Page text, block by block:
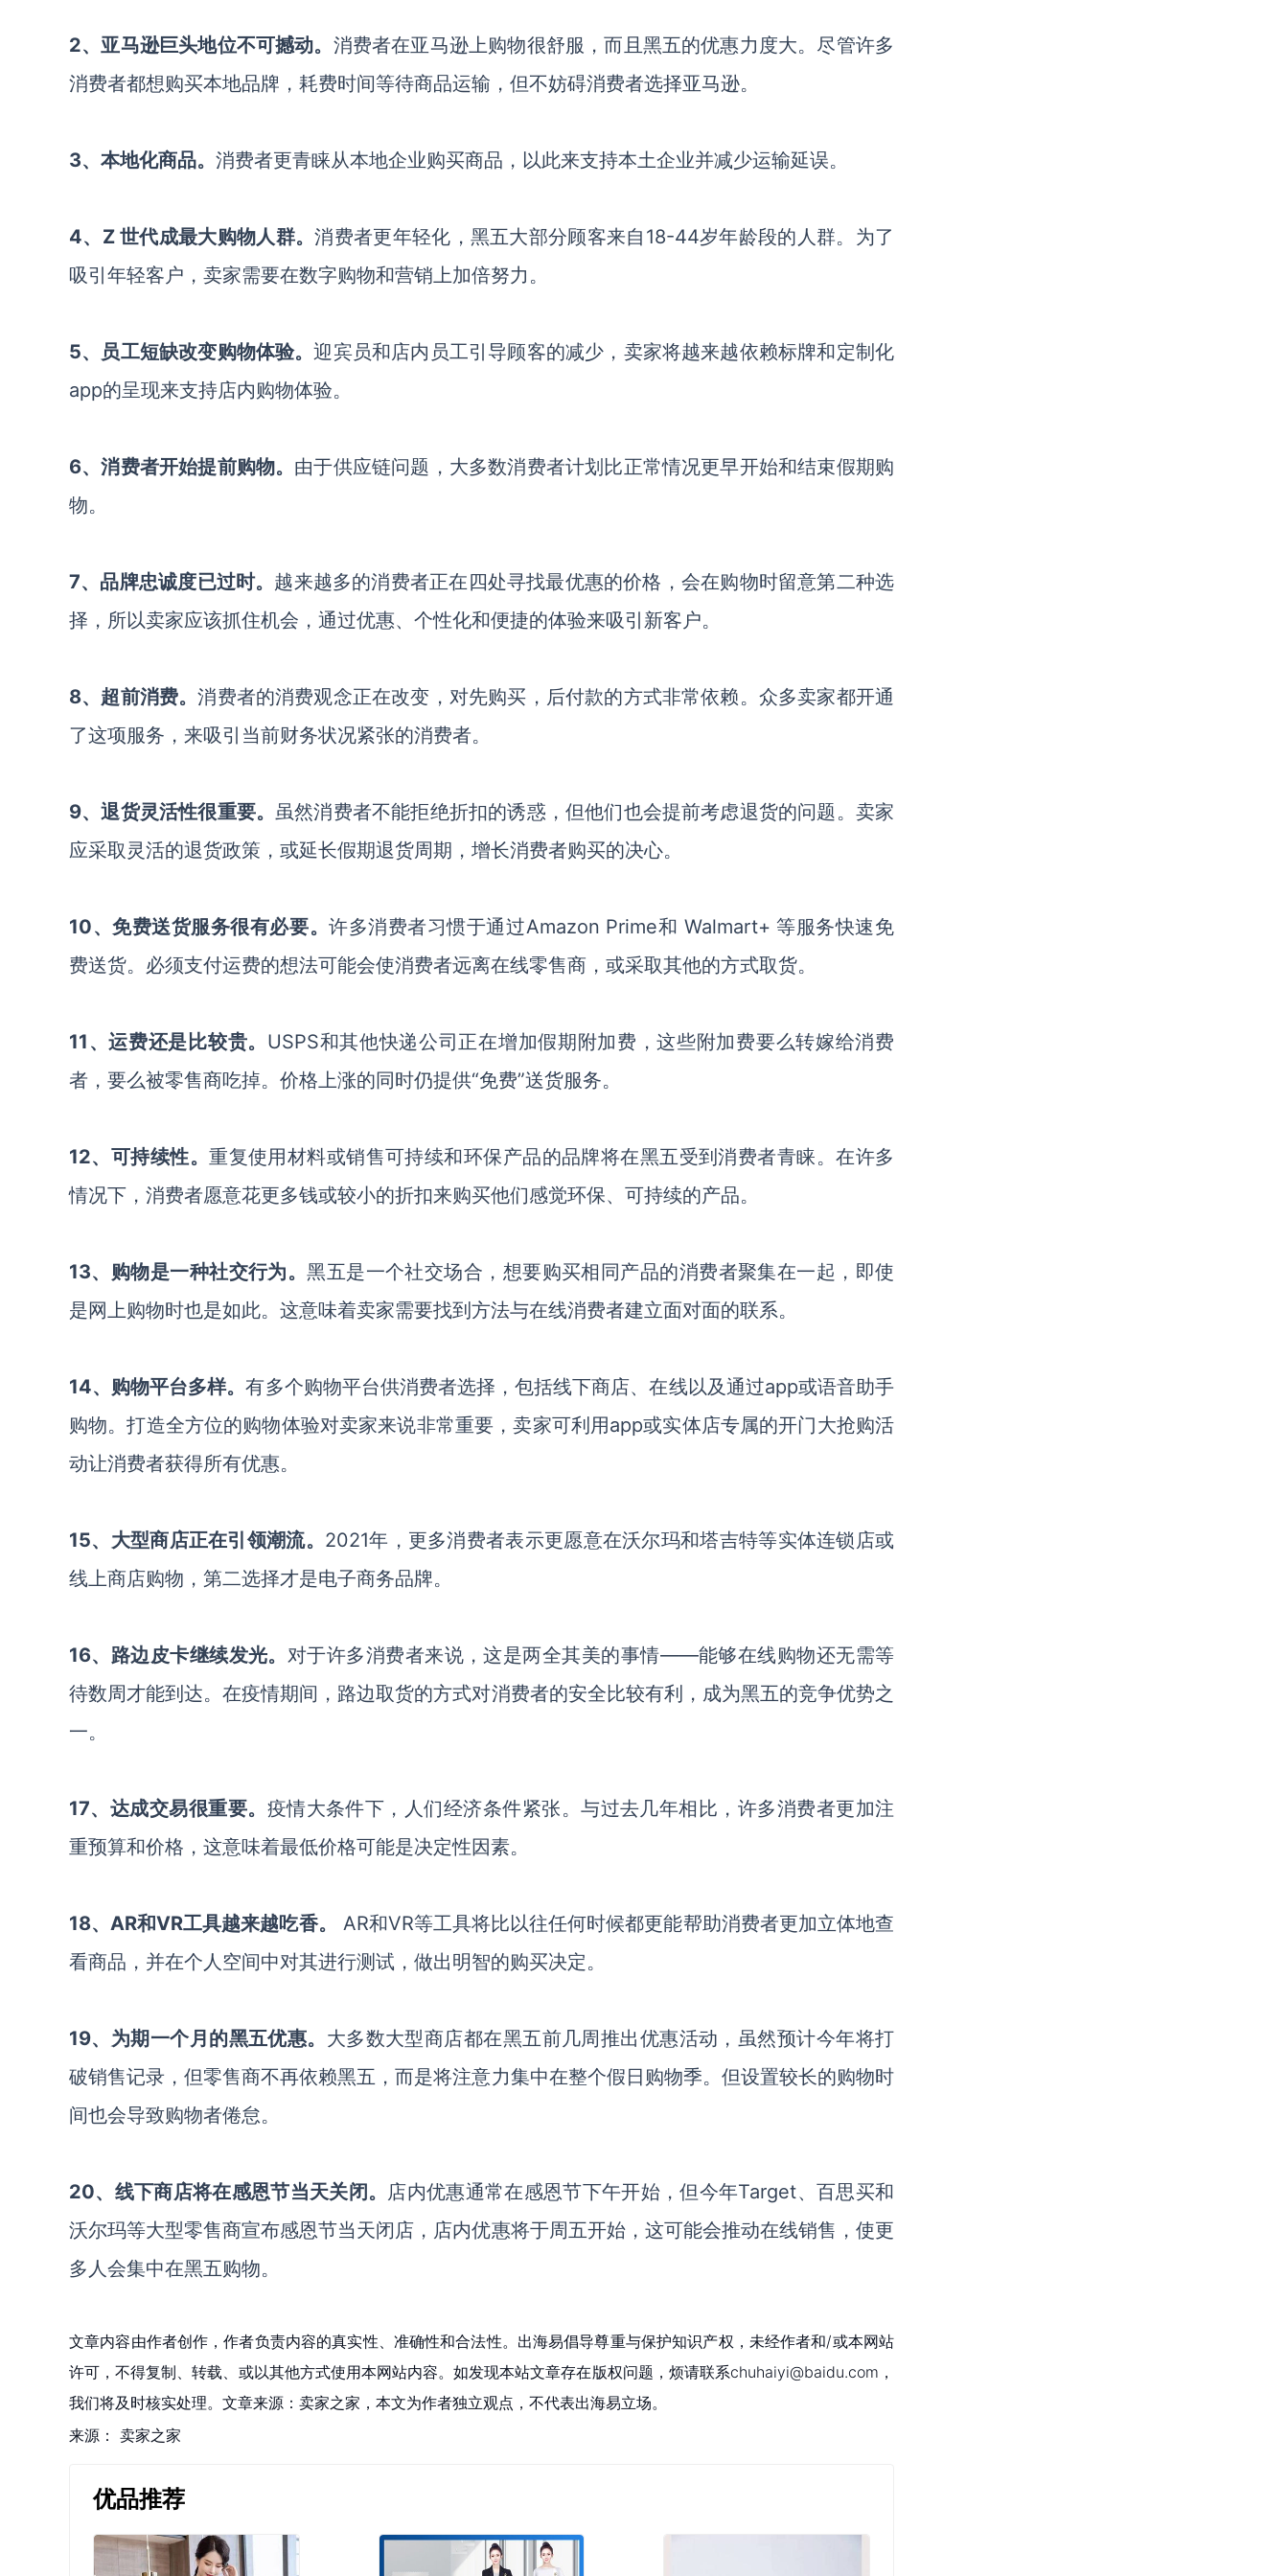
2、亚马逊巨头地位不可撼动。 消费者在亚马逊上购物很舒服，而且黑五的优惠力度大。尽管许多
消费者都想购买本地品牌，耗费时间等待商品运输，但不妨碍消费者选择亚马逊。
3、本地化商品。 消费者更青睐从本地企业购买商品，以此来支持本土企业并减少运输延误。
4、Z 世代成最大购物人群。消费者更年轻化，黑五大部分顾客来自18-44岁年龄段的人群。为了
吸引年轻客户，卖家需要在数字购物和营销上加倍努力。
5、员工短缺改变购物体验。迎宾员和店内员工引导顾客的减少，卖家将越来越依赖标牌和定制化
app的呈现来支持店内购物体验。
6、消费者开始提前购物。 由于供应链问题，大多数消费者计划比正常情况更早开始和结束假期购
物。
7、品牌忠诚度已过时。 越来越多的消费者正在四处寻找最优惠的价格，会在购物时留意第二种选
择，所以卖家应该抓住机会，通过优惠、个性化和便捷的体验来吸引新客户。
8、超前消费。消费者的消费观念正在改变，对先购买，后付款的方式非常依赖。众多卖家都开通
了这项服务，来吸引当前财务状况紧张的消费者。
9、退货灵活性很重要。虽然消费者不能拒绝折扣的诱惑，但他们也会提前考虑退货的问题。卖家
应采取灵活的退货政策，或延长假期退货周期，增长消费者购买的决心。
10、免费送货服务很有必要。许多消费者习惯于通过Amazon Prime和 Walmart+ 等服务快速免
费送货。必须支付运费的想法可能会使消费者远离在线零售商，或采取其他的方式取货。
11、运费还是比较贵。 USPS和其他快递公司正在增加假期附加费，这些附加费要么转嫁给消费
者，要么被零售商吃掉。价格上涨的同时仍提供“免费”送货服务。
12、可持续性。重复使用材料或销售可持续和环保产品的品牌将在黑五受到消费者青睐。在许多
情况下，消费者愿意花更多钱或较小的折扣来购买他们感觉环保、可持续的产品。
13、购物是一种社交行为。黑五是一个社交场合，想要购买相同产品的消费者聚集在一起，即使
是网上购物时也是如此。这意味着卖家需要找到方法与在线消费者建立面对面的联系。
14、购物平台多样。有多个购物平台供消费者选择，包括线下商店、在线以及通过app或语音助手
购物。打造全方位的购物体验对卖家来说非常重要，卖家可利用app或实体店专属的开门大抢购活
动让消费者获得所有优惠。
15、大型商店正在引领潮流。 2021年，更多消费者表示更愿意在沃尔玛和塔吉特等实体连锁店或
线上商店购物，第二选择才是电子商务品牌。
16、路边皮卡继续发光。 对于许多消费者来说，这是两全其美的事情——能够在线购物还无需等
待数周才能到达。在疫情期间，路边取货的方式对消费者的安全比较有利，成为黑五的竞争优势之
一。
17、达成交易很重要。 疫情大条件下，人们经济条件紧张。与过去几年相比，许多消费者更加注
重预算和价格，这意味着最低价格可能是决定性因素。
18、AR和VR工具越来越吃香。
AR和VR等工具将比以往任何时候都更能帮助消费者更加立体地查
看商品，并在个人空间中对其进行测试，做出明智的购买决定。
19、为期一个月的黑五优惠。 大多数大型商店都在黑五前几周推出优惠活动，虽然预计今年将打
破销售记录，但零售商不再依赖黑五，而是将注意力集中在整个假日购物季。但设置较长的购物时
间也会导致购物者倦怠。
20、线下商店将在感恩节当天关闭。 店内优惠通常在感恩节下午开始，但今年Target、百思买和
沃尔玛等大型零售商宣布感恩节当天闭店，店内优惠将于周五开始，这可能会推动在线销售，使更
多人会集中在黑五购物。
文章内容由作者创作，作者负责内容的真实性、准确性和合法性。出海易倡导尊重与保护知识产权，未经作者和/或本网站
许可，不得复制、转载、或以其他方式使用本网站内容。如发现本站文章存在版权问题，烦请联系chuhaiyi@baidu.com，
我们将及时核实处理。文章来源：卖家之家，本文为作者独立观点，不代表出海易立场。
来源： 卖家之家
优品推荐